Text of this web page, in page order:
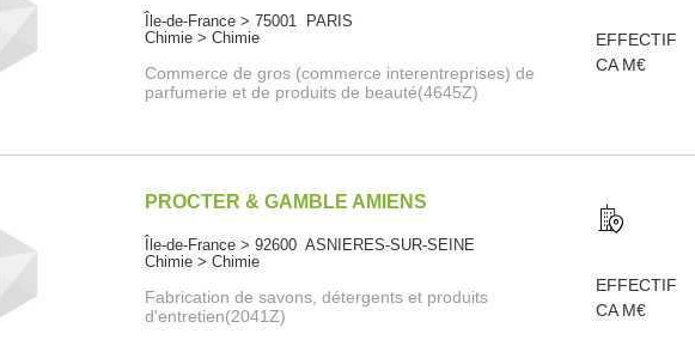
Île-de-France > 75001 PARIS
Chimie > Chimie
Commerce de gros (commerce interentreprises) de
parfumerie et de produits de beauté(4645Z)
EFFECTIF
CA M€
PROCTER & GAMBLE AMIENS
Île-de-France > 92600 ASNIERES-SUR-SEINE
Chimie > Chimie
Fabrication de savons, détergents et produits
d'entretien(2041Z)
EFFECTIF
CA M€